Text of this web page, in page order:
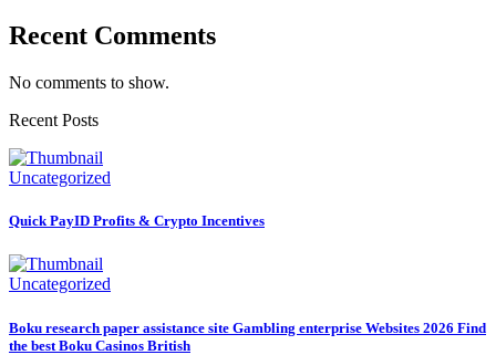
Recent Comments
No comments to show.
Recent Posts
Uncategorized
Quick PayID Profits & Crypto Incentives
Uncategorized
Boku research paper assistance site Gambling enterprise Websites 2026 Find
the best Boku Casinos British